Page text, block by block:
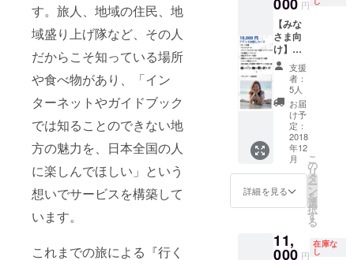
す。旅人、地域の住民、地
域盛り上げ隊など、その人
だからこそ知っている場所
や食べ物があり、「イン
ターネットやガイドブック
では知ることのできない地
方の魅力を、日本全国の人
に楽しんでほしい」という
想いでサービスを構築して
います。
これまでの旅による『行く
張する
にあた
り効果
が高ま
ります
・今
後、イ
ンタ
ビュー
などは
高額な
りま
す。初
回クラ
のみの
効果で
れから
制作予
定のア
テン
ダー・
オウン
ドメ
ディア
に設
置・掲
載予定
・フ
リー
ペー
特設
ページ
リース
後の反
ン
ダー」
を共に
盛り上
げてく
れる企
業・団
体様 ・
地方盛
り上げ
隊、地
域活性
化団
体、大
治体な
ど ・ア
容があ
り、全
過剰に
猛ア
ピール
するか
もしれ
ませ
ん。そ
こは状
況次第
になり
ます。
用パン
フレッ
トとし
て配
布） ②
アテン
ダー・
オウン
ドメ
ディア
（2019
年春公
開予
定）に
永続有
料会員
（2019
年春公
記念イ
ベント
（開発
秘話 / 開
発者交
流会）
・都内
の沖縄
居酒屋
を貸し
切っ
て、沖
縄を感
じる飲
み会参
予定）
【こん
ロール
に掲載
・「ア
テン
ダー支
援者様
限定グ
ルー
プ」FB
グルー
プ招待
・開発
チーム
のオリ
ジナル
リース
記念イ
円
【みな
さま向
け】
【限定
５名、
増席不
可】ア
テンド
お試し
コース
・サン
クス
メール
・グッ
ズ（ロ
ゴス
カー、
超クリ
支援
者：
5人
お届
け予
定：
2018
年12
月
詳細を見る
こ
の
リ
タ
ー
ン
を
選
択
す
る
11,
000 円
在庫な
し